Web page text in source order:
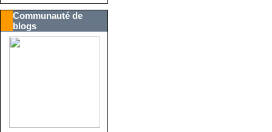
Communauté de
blogs